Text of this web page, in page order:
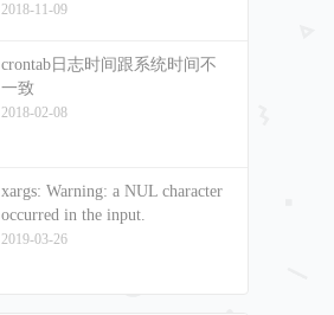
2018-11-09
crontab日志时间跟系统时间不
一致
2018-02-08
xargs: Warning: a NUL character
occurred in the input.
2019-03-26